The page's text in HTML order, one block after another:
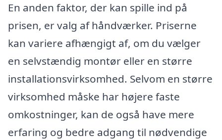
En anden faktor, der kan spille ind på
prisen, er valg af håndværker. Priserne
kan variere afhængigt af, om du vælger
en selvstændig montør eller en større
installationsvirksomhed. Selvom en større
virksomhed måske har højere faste
omkostninger, kan de også have mere
erfaring og bedre adgang til nødvendige